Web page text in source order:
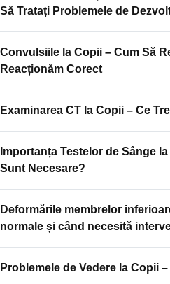
Să Tratați Problemele de
Convulsiile la Copii – Cum Să
Reacționăm Corect
Examinarea CT la Copii – Ce
Importanța Testelor de Sânge
Sunt Necesare?
Deformările membrelor
normale și când necesită
Problemele de Vedere la Copii